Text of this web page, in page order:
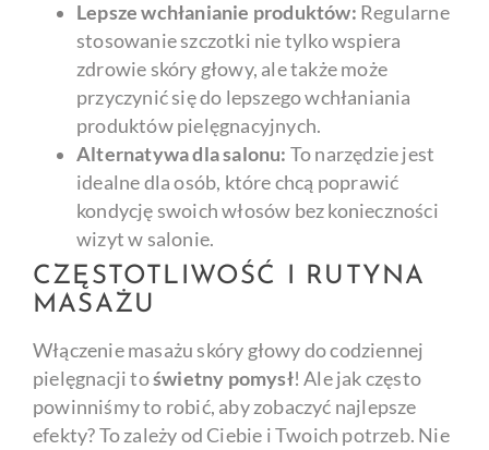
Lepsze wchłanianie produktów: Regularne
stosowanie szczotki nie tylko wspiera
zdrowie skóry głowy, ale także może
przyczynić się do lepszego wchłaniania
produktów pielęgnacyjnych.
Alternatywa dla salonu: To narzędzie jest
idealne dla osób, które chcą poprawić
kondycję swoich włosów bez konieczności
wizyt w salonie.
CZĘSTOTLIWOŚĆ I RUTYNA
MASAŻU
Włączenie masażu skóry głowy do codziennej
pielęgnacji toświetny pomysł! Ale jak często
powinniśmy to robić, aby zobaczyć najlepsze
efekty? To zależy od Ciebie i Twoich potrzeb. Nie